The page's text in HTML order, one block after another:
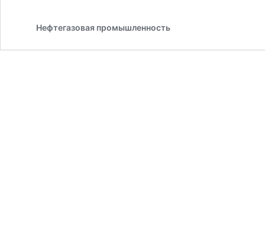
Нефтегазовая промышленность